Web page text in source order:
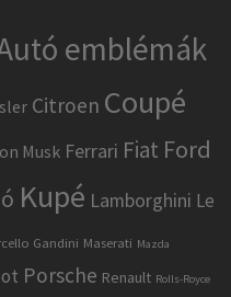
emblémák
Citroen Coupé
Musk Ferrari Fiat Ford
Kupé Lamborghini Le
Gandini Maserati Mazda
Porsche Renault Rolls-Royce